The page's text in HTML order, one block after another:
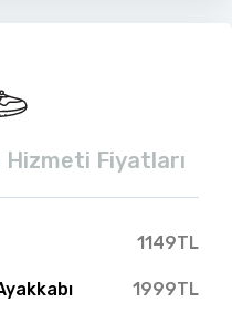
Hizmeti Fiyatları
1149TL
1999TL